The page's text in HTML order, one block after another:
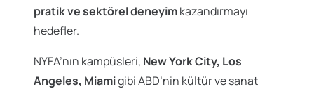
pratik ve sektörel deneyimkazandırmayı
hedefler.
NYFA’nın kampüsleri, New York City, Los
Angeles, Miamigibi ABD’nin kültür ve sanat